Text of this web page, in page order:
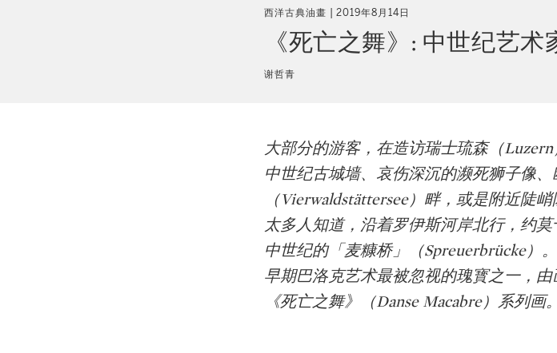
西洋古典油畫 2019年8月14日
《死亡之舞》: 中世纪艺
谢哲青
大部分的游客，在造访瑞士琉森（
中世纪古城墙、哀伤深沉的濒死狮子像
（Vierwaldstättersee）畔，或是附近陡
太多人知道，沿着罗伊斯河岸北行，约
中世纪的「麦糠桥」（Spreuerbrücke）
早期巴洛克艺术最被忽视的瑰寳之一，
《死亡之舞》（Danse Macabre）系列画。